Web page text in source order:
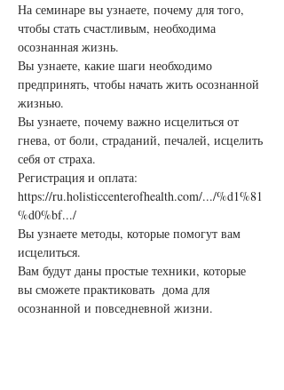
На семинаре вы узнаете, почему для того,
чтобы стать счастливым, необходима
осознанная жизнь.
Вы узнаете, какие шаги необходимо
предпринять, чтобы начать жить осознанной
жизнью.
Вы узнаете, почему важно исцелиться от
гнева, от боли, страданий, печалей, исцелить
себя от страха.
https://ru.holisticcenterofhealth.com/.../%d1%81
%d0%bf.../
Вы узнаете методы, которые помогут вам
исцелиться.
Вам будут даны простые техники, которые
вы сможете практиковать  дома для
осознанной и повседневной жизни.